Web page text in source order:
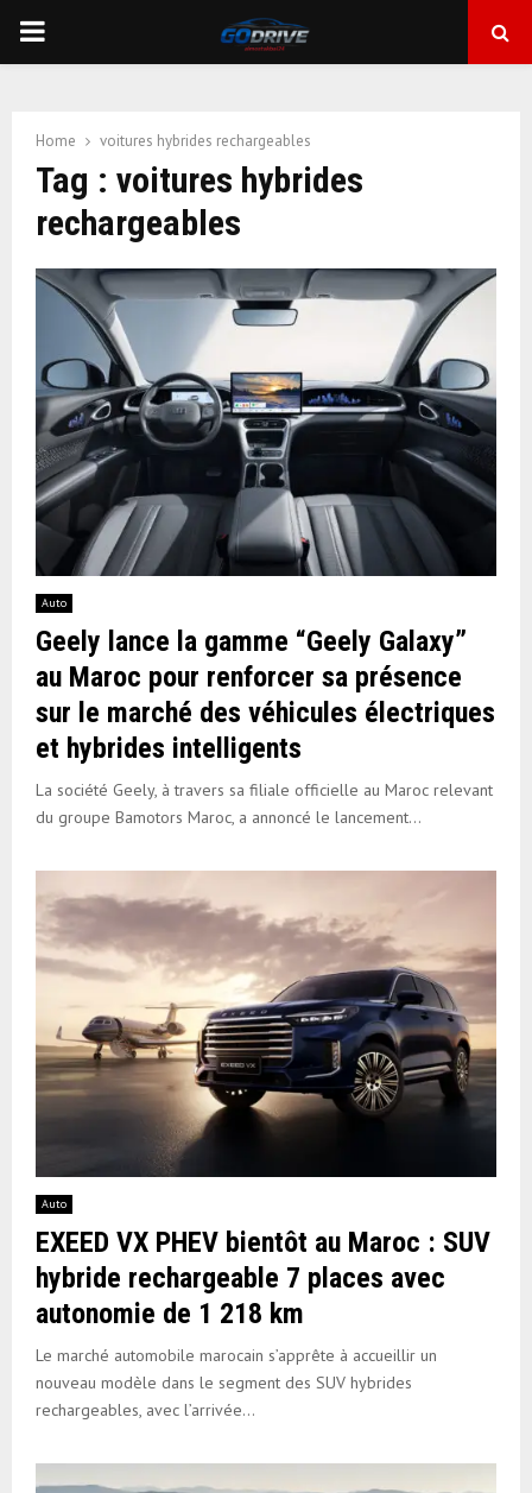
PRIMARY
Home voitures hybrides rechargeables
Tag : voitures hybrides
rechargeables
Auto
Geely lance la gamme “Geely Galaxy”
au Maroc pour renforcer sa présence
sur le marché des véhicules électriques
et hybrides intelligents
La société Geely, à travers sa filiale officielle au Maroc relevant
du groupe Bamotors Maroc, a annoncé le lancement...
Auto
EXEED VX PHEV bientôt au Maroc : SUV
hybride rechargeable 7 places avec
autonomie de 1 218 km
Le marché automobile marocain s’apprête à accueillir un
nouveau modèle dans le segment des SUV hybrides
rechargeables, avec l’arrivée...